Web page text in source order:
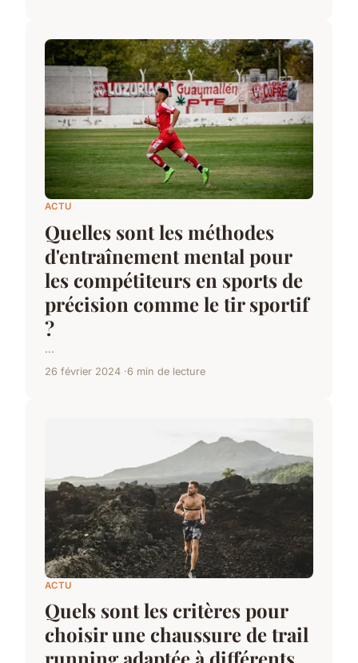
ACTU
Quelles sont les méthodes
d'entraînement mental pour
les compétiteurs en sports de
précision comme le tir sportif
?
...
26 février 2024 6 min de lecture
ACTU
Quels sont les critères pour
choisir une chaussure de trail